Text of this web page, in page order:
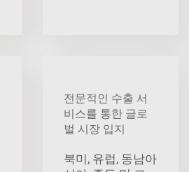
전문적인 수출 서
비스를 통한 글로
벌 시장 입지
북미, 유럽, 동남아